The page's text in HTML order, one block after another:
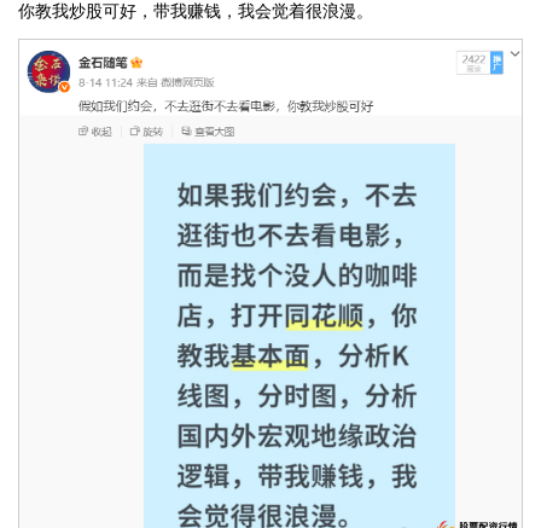
你教我炒股可好，带我赚钱，我会觉着很浪漫。